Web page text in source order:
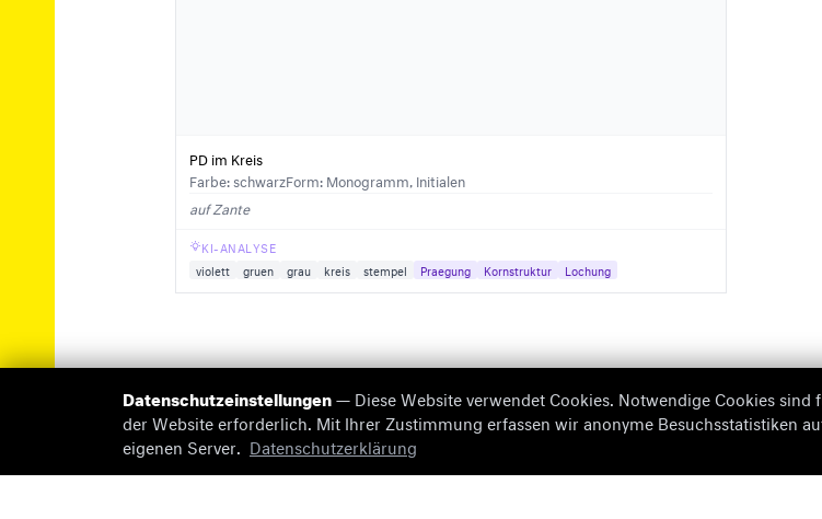
PD im Kreis
Farbe: schwarzForm: Monogramm, Initialen
auf Zante
KI-ANALYSE
violett
gruen grau kreis stempel Praegung Kornstruktur Lochung
© 2026 briefmarken-pruefer.de
Datenschutzeinstellungen— Diese Website verwendet Cookies. Notwendige Cookies sind
der Website erforderlich. Mit Ihrer Zustimmung erfassen wir anonyme Besuchsstatistiken
eigenen Server.
Datenschutzerklärung